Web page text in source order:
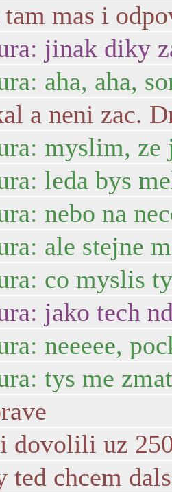
mas i
jinak diky
aha, aha,
a neni zac.
myslim, ze
leda bys
nebo na
ale stejne
co myslis
jako tech
neeeee,
tys me
dovolili uz
ted chcem